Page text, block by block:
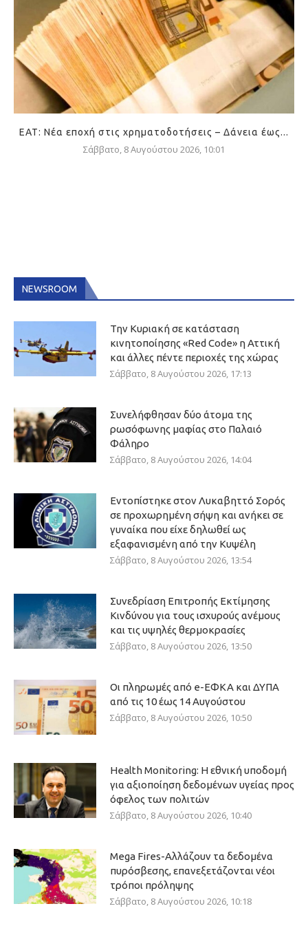
ΕΑΤ: Νέα εποχή στις χρηματοδοτήσεις – Δάνεια έως...
Σάββατο, 8 Αυγούστου 2026, 10:01
NEWSROOM
Την Κυριακή σε κατάσταση
κινητοποίησης «Red Code» η Αττική
και άλλες πέντε περιοχές της χώρας
Σάββατο, 8 Αυγούστου 2026, 17:13
Συνελήφθησαν δύο άτομα της
ρωσόφωνης μαφίας στο Παλαιό
Φάληρο
Σάββατο, 8 Αυγούστου 2026, 14:04
Εντοπίστηκε στον Λυκαβηττό Σορός
σε προχωρημένη σήψη και ανήκει σε
γυναίκα που είχε δηλωθεί ως
εξαφανισμένη από την Κυψέλη
Σάββατο, 8 Αυγούστου 2026, 13:54
Συνεδρίαση Επιτροπής Εκτίμησης
Κινδύνου για τους ισχυρούς ανέμους
και τις υψηλές θερμοκρασίες
Σάββατο, 8 Αυγούστου 2026, 13:50
Οι πληρωμές από e-ΕΦΚΑ και ΔΥΠΑ
από τις 10 έως 14 Αυγούστου
Σάββατο, 8 Αυγούστου 2026, 10:50
Health Monitoring: Η εθνική υποδομή
για αξιοποίηση δεδομένων υγείας προς
όφελος των πολιτών
Σάββατο, 8 Αυγούστου 2026, 10:40
Mega Fires-Αλλάζουν τα δεδομένα
πυρόσβεσης, επανεξετάζονται νέοι
τρόποι πρόληψης
Σάββατο, 8 Αυγούστου 2026, 10:18